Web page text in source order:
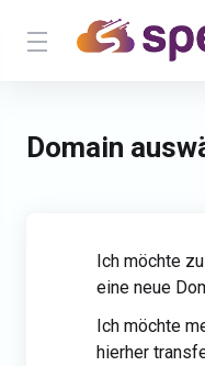
Domain
Ich möchte
eine neue
Ich möchte
hierher